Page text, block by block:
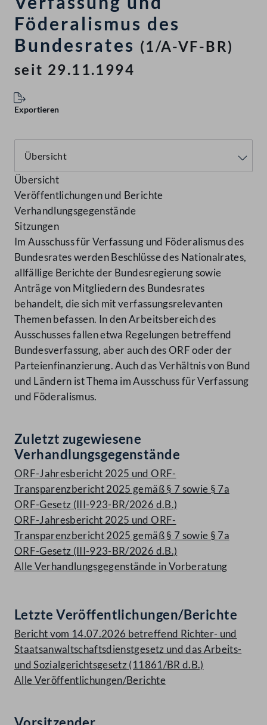
Föderalismus des
Bundesrates (1/A-VF-BR)
seit 29.11.1994
Exportieren
Übersicht
Veröffentlichungen und Berichte
Verhandlungsgegenstände
Sitzungen
Im Ausschuss für Verfassung und Föderalismus des
Bundesrates werden Beschlüsse des Nationalrates,
allfällige Berichte der Bundesregierung sowie
Anträge von Mitgliedern des Bundesrates
behandelt, die sich mit verfassungsrelevanten
Themen befassen. In den Arbeitsbereich des
Ausschusses fallen etwa Regelungen betreffend
Bundesverfassung, aber auch des ORF oder der
Parteienfinanzierung. Auch das Verhältnis von Bund
und Ländern ist Thema im Ausschuss für Verfassung
und Föderalismus.
Zuletzt zugewiesene
Verhandlungsgegenstände
ORF-Jahresbericht 2025 und ORF-
Transparenzbericht 2025 gemäß § 7 sowie § 7a
ORF-Gesetz (III-923-BR/2026 d.B.)
ORF-Jahresbericht 2025 und ORF-
Transparenzbericht 2025 gemäß § 7 sowie § 7a
ORF-Gesetz (III-923-BR/2026 d.B.)
Alle Verhandlungsgegenstände in Vorberatung
Letzte Veröffentlichungen/Berichte
Bericht vom 14.07.2026 betreffend Richter- und
Staatsanwaltschaftsdienstgesetz und das Arbeits-
und Sozialgerichtsgesetz (11861/BR d.B.)
Alle Veröffentlichungen/Berichte